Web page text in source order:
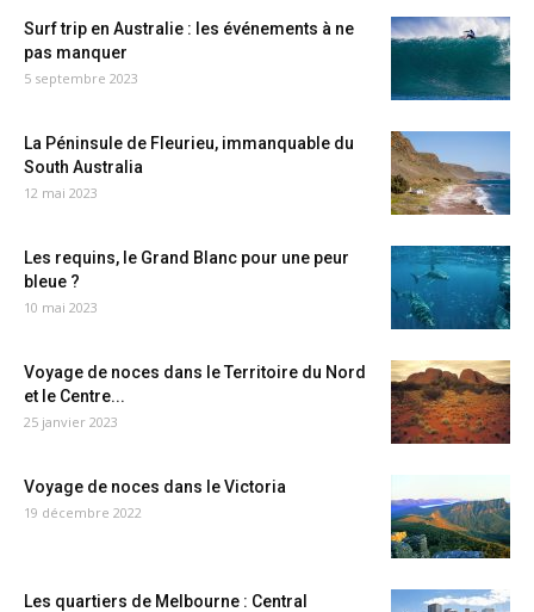
Surf trip en Australie : les événements à ne
pas manquer
5 septembre 2023
La Péninsule de Fleurieu, immanquable du
South Australia
12 mai 2023
Les requins, le Grand Blanc pour une peur
bleue ?
10 mai 2023
Voyage de noces dans le Territoire du Nord
et le Centre...
25 janvier 2023
Voyage de noces dans le Victoria
19 décembre 2022
Les quartiers de Melbourne : Central